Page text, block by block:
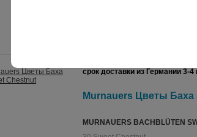
срок доставки из Германии 3-4
Murnauers Цветы Баха
MURNAUERS BACHBLÜTEN